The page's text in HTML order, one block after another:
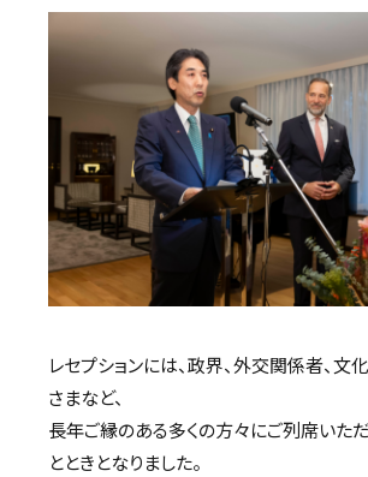
レセプションには、政界、外交関係者、文
さまなど、
長年ご縁のある多くの方々にご列席いた
とときとなりました。